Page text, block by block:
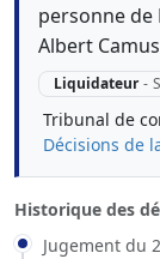
personne de
Albert
Liquidateur -
Tribunal de
Décisions de
Historique des
Jugement du